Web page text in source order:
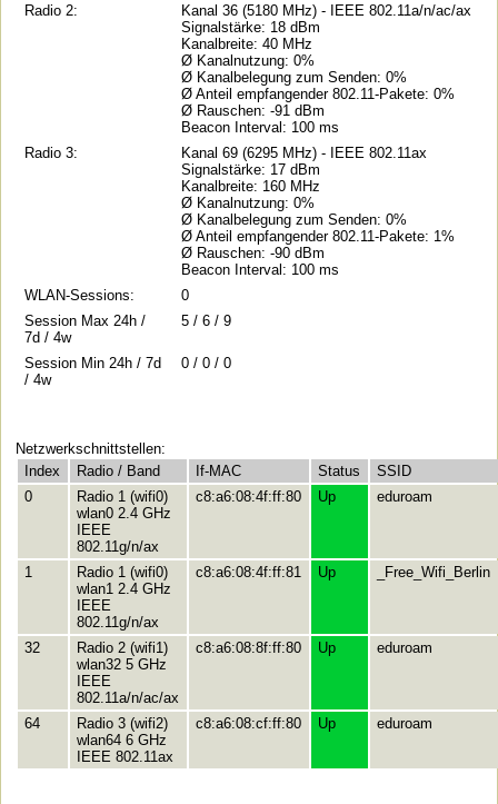
Radio 2:
Kanal 36 (5180 MHz) - IEEE 802.11a/n/ac/ax
Signalstärke: 18 dBm
Kanalbreite: 40 MHz
Ø Kanalnutzung: 0%
Ø Kanalbelegung zum Senden: 0%
Ø Anteil empfangender 802.11-Pakete: 0%
Ø Rauschen: -91 dBm
Beacon Interval: 100 ms
Radio 3:
Kanal 69 (6295 MHz) - IEEE 802.11ax
Signalstärke: 17 dBm
Kanalbreite: 160 MHz
Ø Kanalnutzung: 0%
Ø Kanalbelegung zum Senden: 0%
Ø Anteil empfangender 802.11-Pakete: 1%
Ø Rauschen: -90 dBm
Beacon Interval: 100 ms
WLAN-Sessions:
0
Session Max 24h /
7d / 4w
5 / 6 / 9
Session Min 24h / 7d
/ 4w
0 / 0 / 0
Netzwerkschnittstellen:
Index
Radio / Band If-MAC Status
SSID
0
Radio 1 (wifi0)
wlan0 2.4 GHz
IEEE
802.11g/n/ax
c8:a6:08:4f:ff:80 Up eduroam
1
Radio 1 (wifi0)
wlan1 2.4 GHz
IEEE
802.11g/n/ax
c8:a6:08:4f:ff:81 Up _Free_Wifi_Berlin
32
Radio 2 (wifi1)
wlan32 5 GHz
IEEE
802.11a/n/ac/ax
c8:a6:08:8f:ff:80 Up eduroam
64
Radio 3 (wifi2)
wlan64 6 GHz
IEEE 802.11ax
c8:a6:08:cf:ff:80 Up eduroam